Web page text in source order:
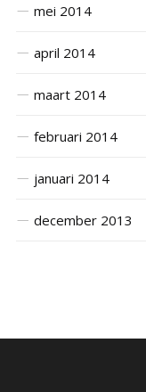
mei 2014
april 2014
maart 2014
februari 2014
januari 2014
december 2013